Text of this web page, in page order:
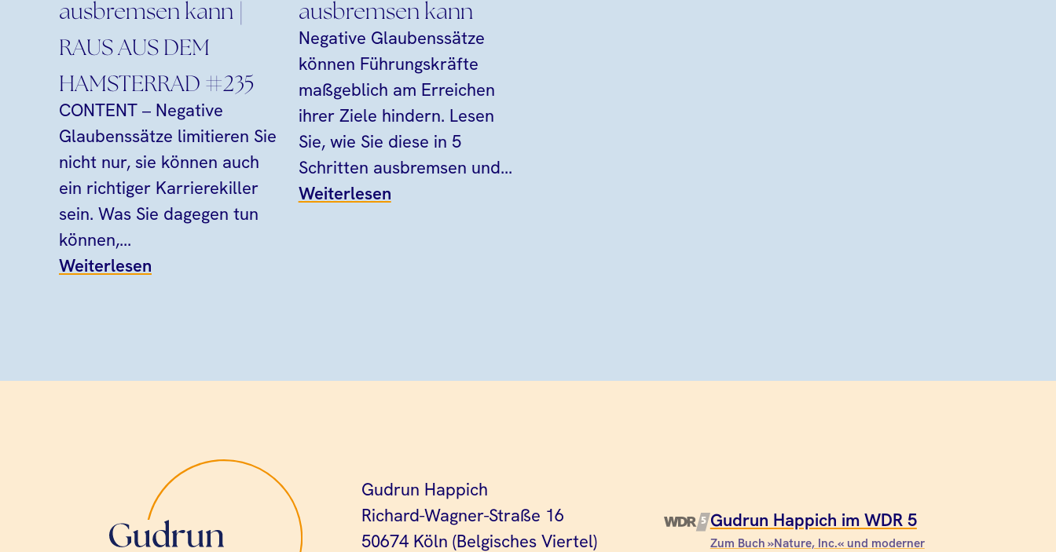
ausbremsen kann |
RAUS AUS DEM
HAMSTERRAD #235
CONTENT – Negative
Glaubenssätze limitieren Sie
nicht nur, sie können auch
ein richtiger Karrierekiller
sein. Was Sie dagegen tun
können,...
Weiterlesen
ausbremsen kann
Negative Glaubenssätze
können Führungskräfte
maßgeblich am Erreichen
ihrer Ziele hindern. Lesen
Sie, wie Sie diese in 5
Schritten ausbremsen und...
Weiterlesen
Gudrun Happich
Richard-Wagner-Straße 16
50674 Köln (Belgisches Viertel)
Gudrun Happich im WDR 5
Zum Buch »Nature, Inc.« und moderner